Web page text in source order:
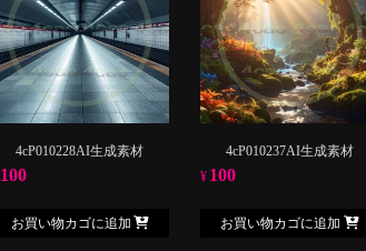
4cP010228AI生成素材
100
お買い物カゴに追加
4cP010237AI生成素材
¥ 100
お買い物カゴに追加